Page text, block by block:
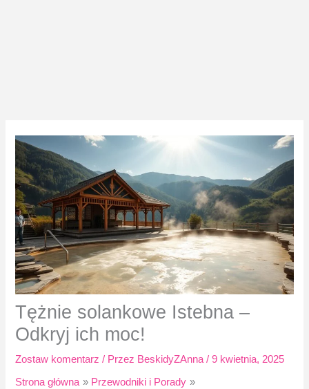
Tężnie solankowe Istebna –
Odkryj ich moc!
Zostaw komentarz / Przez BeskidyZAnna/9 kwietnia, 2025
Strona główna
Przewodniki i Porady